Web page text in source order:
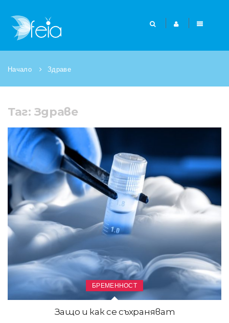
Начало Здраве
Таг: Здраве
БРЕМЕННОСТ
Защо и как се съхраняват